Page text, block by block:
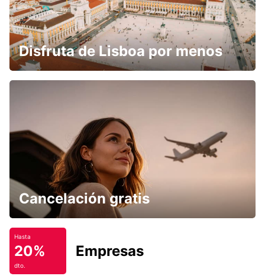
Disfruta de Lisboa por menos
Cancelación gratis
Hasta
20%
dto.
Empresas